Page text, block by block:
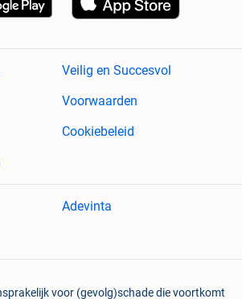
Veilig en Succesvol
Voorwaarden
Cookiebeleid
Adevinta
voor (gevolg)schade die voortkomt